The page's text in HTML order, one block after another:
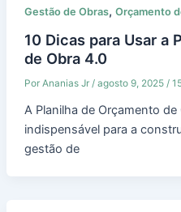
Gestão de Obras, Orçamento
10 Dicas para Usar a
de Obra 4.0
Por Ananias Jr / agosto 9, 2025 /
A Planilha de Orçamento
indispensável para a
gestão de